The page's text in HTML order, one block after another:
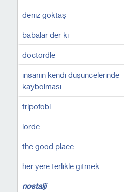
deniz göktaş
babalar der ki
doctordle
insanın kendi düşüncelerinde
kaybolması
tripofobi
lorde
the good place
her yere terlikle gitmek
nostalji